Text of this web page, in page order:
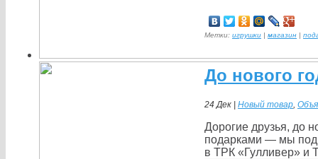
Метки: игрушки | магазин |
До нового
24 Дек | Новый товар
Дорогие друзья, до
подарками — мы
в ТРК «Гулливер» и